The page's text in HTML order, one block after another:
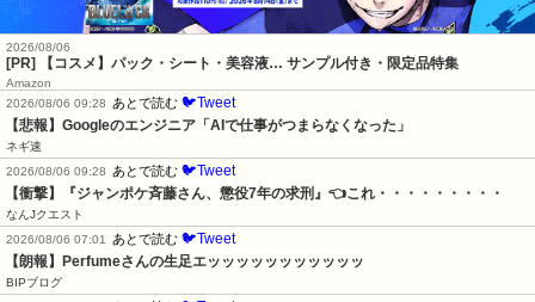
2026/08/06
[PR] 【コスメ】パック・シート・美容液… サンプル付き・限定品特集
Amazon
2026/08/06 09:28
あとで読む 🐦Tweet
【悲報】Googleのエンジニア「AIで仕事がつまらなくなった」
ネギ速
2026/08/06 09:28
あとで読む 🐦Tweet
【衝撃】『ジャンポケ斉藤さん、懲役7年の求刑』👈これ・・・・・・・・・
なんJクエスト
2026/08/06 07:01
あとで読む 🐦Tweet
【朗報】Perfumeさんの生足エッッッッッッッッッッッ
BIPブログ